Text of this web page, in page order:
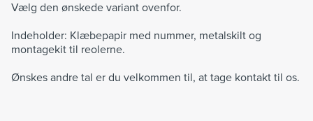
Vælg den ønskede variant ovenfor.
Indeholder: Klæbepapir med nummer, metalskilt og
montagekit til reolerne.
Ønskes andre tal er du velkommen til, at tage kontakt til os.